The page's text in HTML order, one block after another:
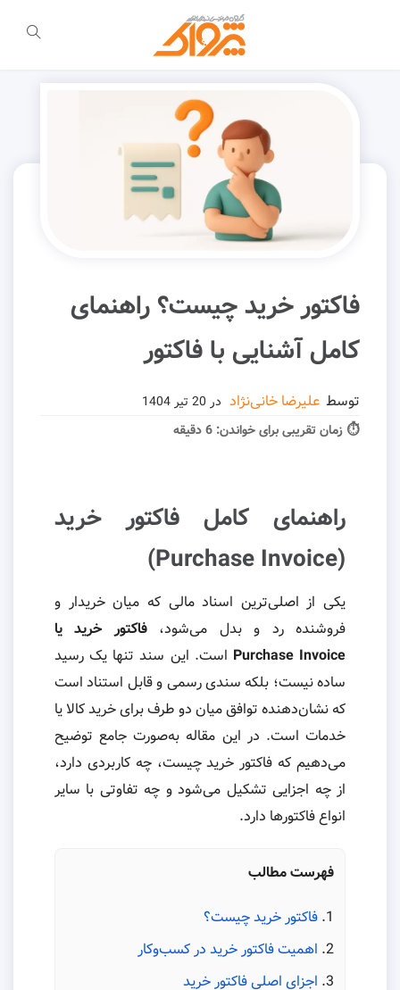
فاکتور خرید چیست؟ راهنمای
کامل آشنایی با فاکتور
توسط علیرضا خانی‌نژاد در
⏱ زمان تقریبی برای خواندن: 6 دقیقه
راهنمای کامل فاکتور خرید
(Purchase Invoice)
یکی از اصلی‌ترین اسناد مالی که میان خریدار و
فروشنده رد و بدل می‌شود،فاکتور خرید یا
Purchase Invoice است. این سند تنها یک رسید
ساده نیست؛ بلکه سندی رسمی و قابل استناد است
که نشان‌دهنده توافق میان دو طرف برای خرید کالا یا
خدمات است. در این مقاله به‌صورت جامع توضیح
می‌دهیم که فاکتور خرید چیست، چه کاربردی دارد،
از چه اجزایی تشکیل می‌شود و چه تفاوتی با سایر
انواع فاکتورها دارد.
فهرست مطالب
فاکتور خرید چیست؟
اهمیت فاکتور خرید در کسب‌وکار
اجزای اصلی فاکتور خرید